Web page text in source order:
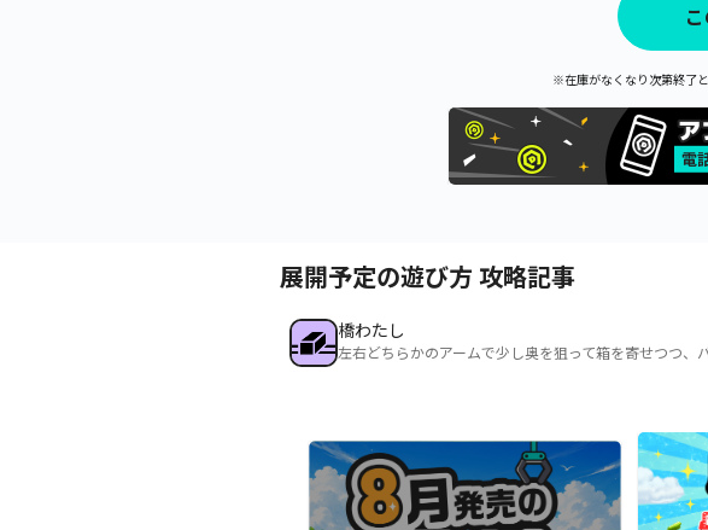
※在庫がなくなり次第終了
展開予定の遊び方 攻略記事
橋わたし
左右どちらかのアームで少し奥を狙って箱を寄せつつ